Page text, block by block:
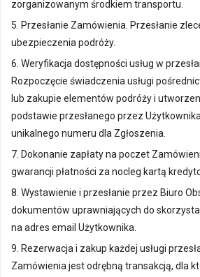
zorganizowanym środkiem transportu.
5. Przesłanie Zamówienia. Przesłanie
ubezpieczenia podróży.
6. Weryfikacja dostępności usług w
Rozpoczęcie świadczenia usługi
lub zakupie elementów podróży i
podstawie przesłanego przez
unikalnego numeru dla Zgłoszenia.
7. Dokonanie zapłaty na poczet
gwarancji płatności za nocleg kartą
8. Wystawienie i przesłanie przez Biuro
dokumentów uprawniających do
na adres email Użytkownika.
9. Rezerwacja i zakup każdej usługi
Zamówienia jest odrębną transakcją, dla